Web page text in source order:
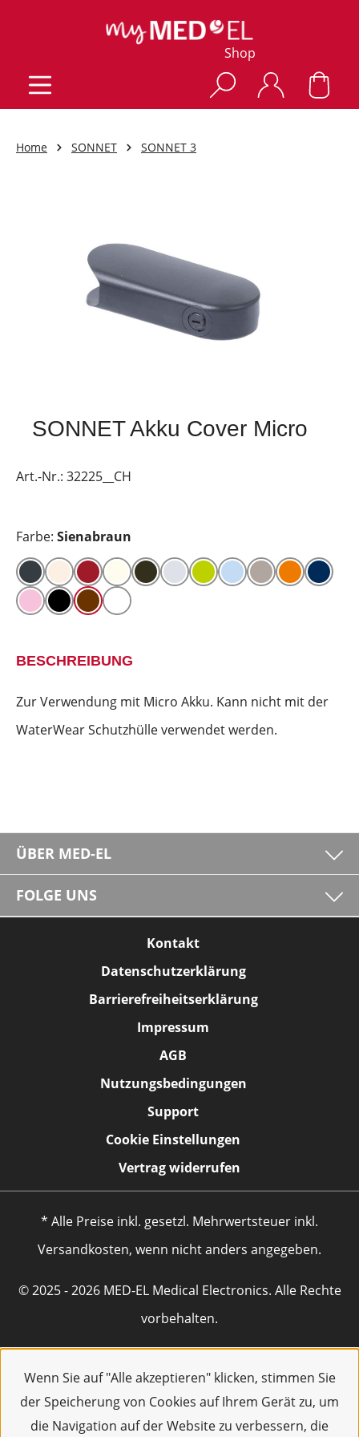
Wenn Sie auf "Alle akzeptieren" klicken, stimmen Sie
der Speicherung von Cookies auf Ihrem Gerät zu, um
die Navigation auf der Website zu verbessern, die
Shop
Home SONNET SONNET 3
SONNET Akku Cover Micro
Art.-Nr.: 32225__CH
Farbe: Sienabraun
BESCHREIBUNG
Zur Verwendung mit Micro Akku. Kann nicht mit der
WaterWear Schutzhülle verwendet werden.
ÜBER MED-EL
FOLGE UNS
Kontakt
Datenschutzerklärung
Barrierefreiheitserklärung
Impressum
AGB
Nutzungsbedingungen
Support
Cookie Einstellungen
Vertrag widerrufen
* Alle Preise inkl. gesetzl. Mehrwertsteuer inkl.
Versandkosten, wenn nicht anders angegeben.
© 2025 - 2026 MED-EL Medical Electronics. Alle Rechte
vorbehalten.